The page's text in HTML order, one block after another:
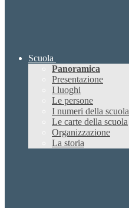
Scuola
Panoramica
Presentazione
I luoghi
Le persone
I numeri della scuola
Le carte della scuola
Organizzazione
La storia